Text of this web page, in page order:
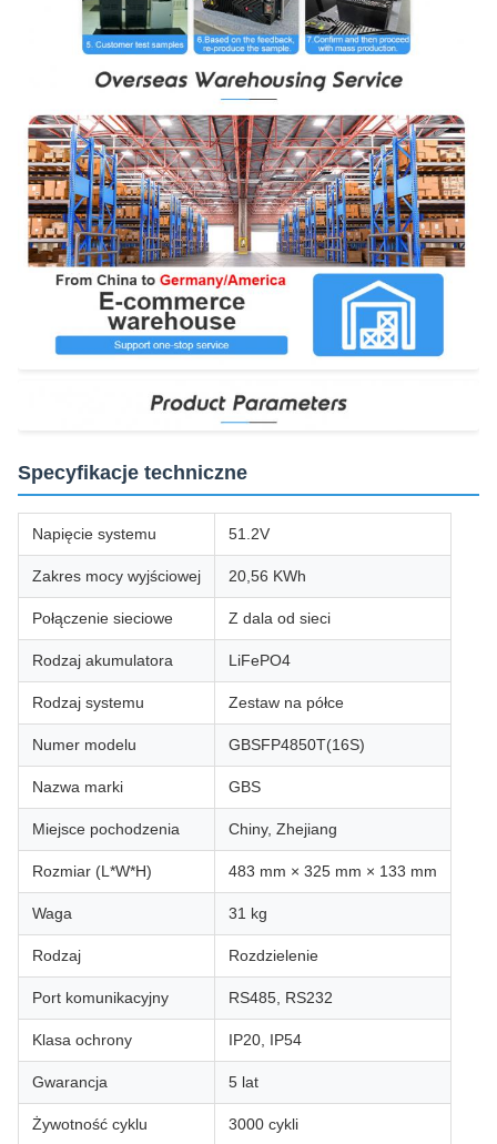
Specyfikacje techniczne
Napięcie systemu 51.2V
Zakres mocy wyjściowej 20,56 KWh
Połączenie sieciowe Z dala od sieci
Rodzaj akumulatora LiFePO4
Rodzaj systemu Zestaw na półce
Numer modelu GBSFP4850T(16S)
Nazwa marki GBS
Miejsce pochodzenia Chiny, Zhejiang
Rozmiar (L*W*H) 483 mm × 325 mm × 133 mm
Waga 31 kg
Rodzaj Rozdzielenie
Port komunikacyjny RS485, RS232
Klasa ochrony IP20, IP54
Gwarancja 5 lat
Żywotność cyklu 3000 cykli